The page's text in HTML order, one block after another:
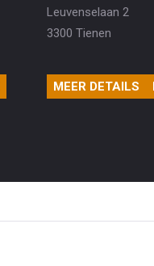
Leuvenselaan 2
3300 Tienen
MEER DETAILS